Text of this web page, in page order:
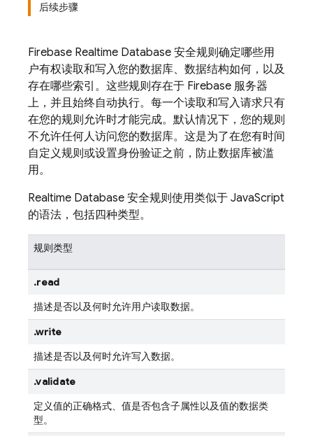
后续步骤
Firebase Realtime Database 安全规则确定哪些用
户有权读取和写入您的数据库、数据结构如何，以及
存在哪些索引。这些规则存在于 Firebase 服务器
上，并且始终自动执行。每一个读取和写入请求只有
在您的规则允许时才能完成。默认情况下，您的规则
不允许任何人访问您的数据库。这是为了在您有时间
自定义规则或设置身份验证之前，防止数据库被滥
用。
Realtime Database 安全规则使用类似于 JavaScript
的语法，包括四种类型。
规则类型
.read
描述是否以及何时允许用户读取数据。
.write
描述是否以及何时允许写入数据。
.validate
定义值的正确格式、值是否包含子属性以及值的数据类
型。